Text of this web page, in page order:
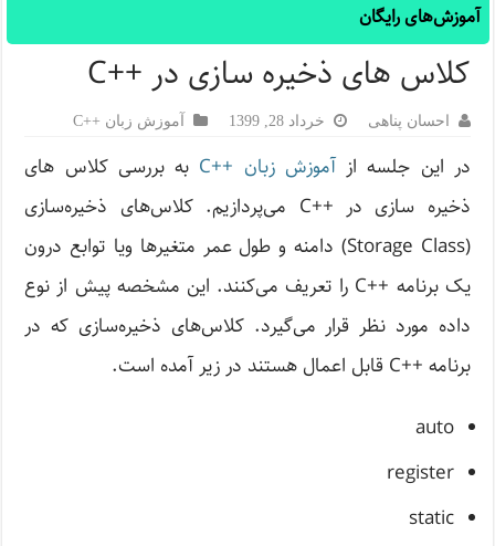
آموزش‌های رایگان
کلاس های ذخیره سازی در ++C
احسان پناهی خرداد 28, 1399 آموزش زبان ++C
در این جلسه ازآموزش زبان ++C
به بررسی کلاس های
ذخیره سازی در ++C می‌پردازیم. کلاس‌های ذخیره‌سازی
(Storage Class) دامنه و طول عمر متغیرها ویا توابع درون
یک برنامه ++C را تعریف می‌کنند. این مشخصه پیش از نوع
داده مورد نظر قرار می‌گیرد. کلاس‌های ذخیره‌سازی که در
برنامه ++C قابل اعمال هستند در زیر آمده است.
auto
register
static